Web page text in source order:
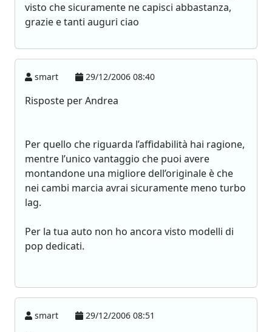
visto che sicuramente ne capisci abbastanza,
grazie e tanti auguri ciao
smart 29/12/2006 08:40
Risposte per Andrea
Per quello che riguarda l’affidabilità hai ragione,
mentre l’unico vantaggio che puoi avere
montandone una migliore dell’originale è che
nei cambi marcia avrai sicuramente meno turbo
lag.
Per la tua auto non ho ancora visto modelli di
pop dedicati.
smart 29/12/2006 08:51